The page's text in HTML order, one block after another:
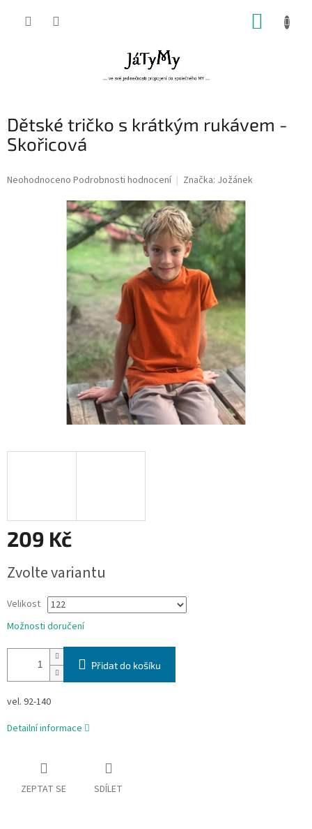
Dětské tričko s krátkým rukávem -
Skořicová
Průměrné
Neohodnoceno Podrobnosti hodnocení Značka: Jožánek
209 Kč
cena:
Zvolte variantu
Velikost
Možnosti doručení
Přidat do košíku
vel. 92-140
Detailní informace
ZEPTAT SE SDÍLET